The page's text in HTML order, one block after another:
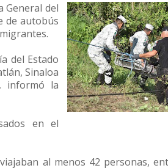
General del
de autobús
del Estado
Sinaloa
informó la
en el
al menos 42 personas,